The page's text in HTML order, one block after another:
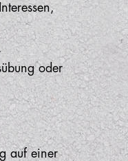
oder
auf einer